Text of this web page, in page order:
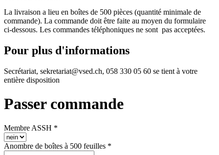
La livraison a lieu en boîtes de 500 pièces (quantité minimale de
commande). La commande doit être faite au moyen du formulaire
ci-dessous. Les commandes téléphoniques ne sont pas acceptées.
Pour plus d'informations
Secrétariat, sekretariat@vsed.ch, 058 330 05 60 se tient à votre
entière disposition
Passer commande
Membre ASSH *
Anombre de boîtes à 500 feuilles *